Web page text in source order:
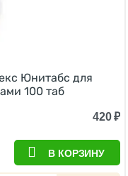
Юнитабс для
100 таб
420₽
В КОРЗИНУ